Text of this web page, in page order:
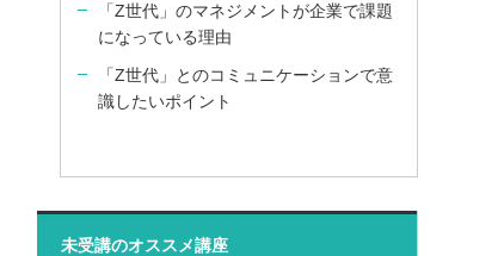
「Z世代」のマネジメントが企業で課題
になっている理由
「Z世代」とのコミュニケーションで意
識したいポイント
未受講のオススメ講座